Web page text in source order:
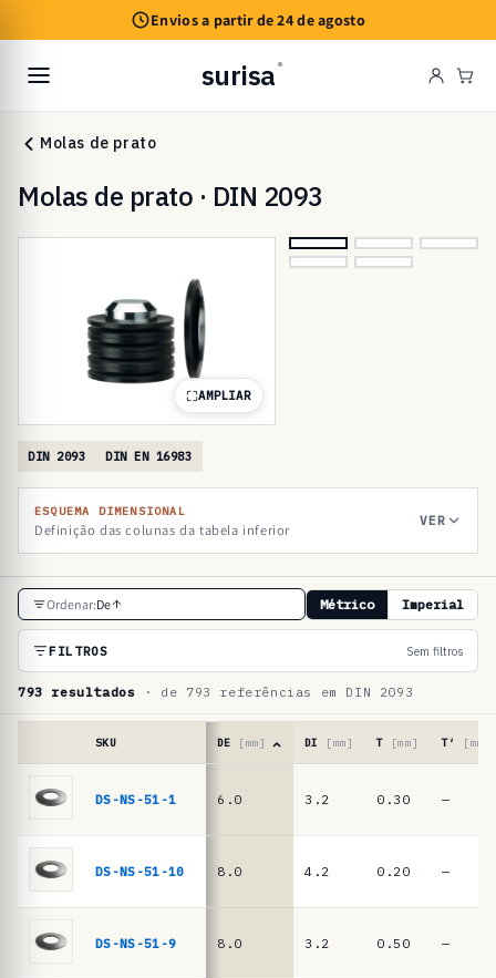
conteúdo
Envios a partir de 24 de agosto
surisa ®
Molas de prato
Molas de prato · DIN 2093
AMPLIAR
DIN 2093 DIN EN 16983
ESQUEMA DIMENSIONAL
Definição das colunas da tabela inferior
VER
T
a
e
l
f
Ordenar:De Métrico Imperial
FILTROS Sem filtros
793 resultados · de 793 referências em DIN 2093
molas
prato
2093
SKU DE [mm] DI [mm] T [mm] T′ [mm]
DS-NS-51-1 6.0 3.2 0.30 —
DS-NS-51-10 8.0 4.2 0.20 —
DS-NS-51-9 8.0 3.2 0.50 —